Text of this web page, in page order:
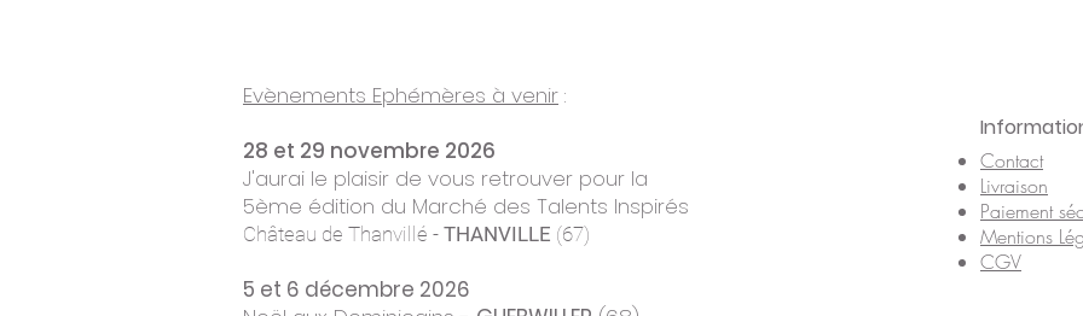
Evènements Ephémères à venir :
28 et 29 novembre 2026
J'aurai le plaisir de vous retrouver pour la
5ème édition du Marché des Talents Inspirés
Château de Thanvillé - THANVILLE (67)
5 et 6 décembre 2026
Contact
Livraison
Paiement
Mentions
CGV